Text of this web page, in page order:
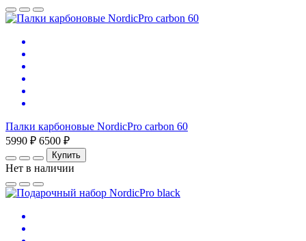
Палки карбоновые NordicPro carbon 60
5990 ₽ 6500 ₽
Купить
Нет в наличии